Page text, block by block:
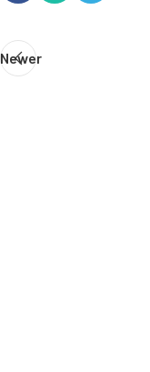
Newer